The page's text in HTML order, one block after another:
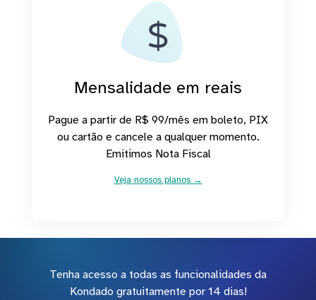
Mensalidade em reais
Pague a partir de R$ 99/mês em boleto, PIX
ou cartão e cancele a qualquer momento.
Emitimos Nota Fiscal
Veja nossos planos →
Tenha acesso a todas as funcionalidades da
Kondado gratuitamente por 14 dias!